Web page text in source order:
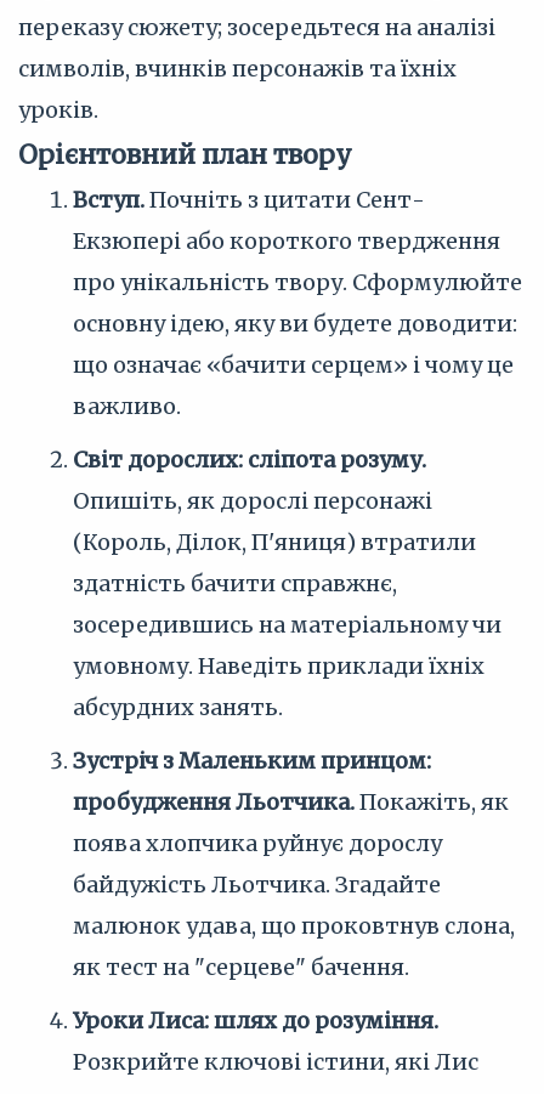
переказу сюжету; зосередьтеся на аналізі
символів, вчинків персонажів та їхніх
уроків.
Орієнтовний план твору
Вступ.Почніть з цитати Сент-
Екзюпері або короткого твердження
про унікальність твору. Сформулюйте
основну ідею, яку ви будете доводити:
що означає «бачити серцем» і чому це
важливо.
Світ дорослих: сліпота розуму.
Опишіть, як дорослі персонажі
(Король, Ділок, П'яниця) втратили
здатність бачити справжнє,
зосередившись на матеріальному чи
умовному. Наведіть приклади їхніх
абсурдних занять.
Зустріч з Маленьким принцом:
пробудження Льотчика.Покажіть, як
поява хлопчика руйнує дорослу
байдужість Льотчика. Згадайте
малюнок удава, що проковтнув слона,
як тест на "серцеве" бачення.
Уроки Лиса: шлях до розуміння.
Розкрийте ключові істини, які Лис